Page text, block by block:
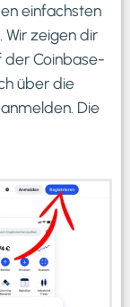
einfachsten
Wir zeigen dir
der Coinbase-
über die
Die